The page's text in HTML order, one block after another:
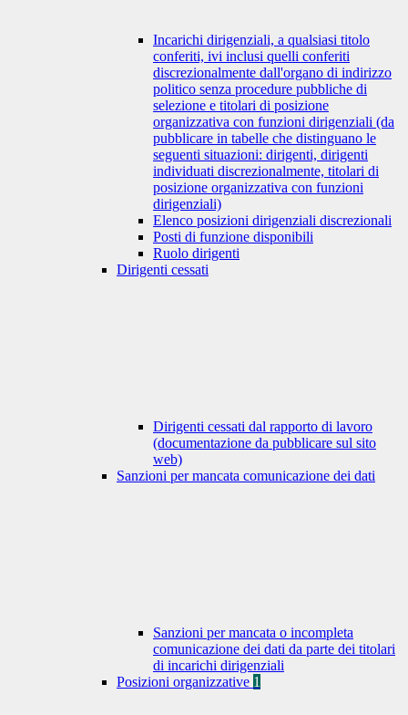
Incarichi dirigenziali, a qualsiasi titolo
conferiti, ivi inclusi quelli conferiti
discrezionalmente dall'organo di indirizzo
politico senza procedure pubbliche di
selezione e titolari di posizione
organizzativa con funzioni dirigenziali (da
pubblicare in tabelle che distinguano le
seguenti situazioni: dirigenti, dirigenti
individuati discrezionalmente, titolari di
posizione organizzativa con funzioni
dirigenziali)
Elenco posizioni dirigenziali discrezionali
Posti di funzione disponibili
Ruolo dirigenti
Dirigenti cessati
Dirigenti cessati dal rapporto di lavoro
(documentazione da pubblicare sul sito
web)
Sanzioni per mancata comunicazione dei dati
Sanzioni per mancata o incompleta
comunicazione dei dati da parte dei titolari
di incarichi dirigenziali
Posizioni organizzative 1